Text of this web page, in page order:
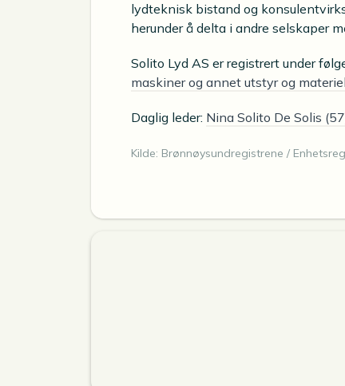
lydteknisk bistand og
herunder å delta i andre selskaper
Solito Lyd AS er registrert under
maskiner og annet utstyr og
Daglig leder: Nina Solito De Solis
Kilde: Brønnøysundregistrene /